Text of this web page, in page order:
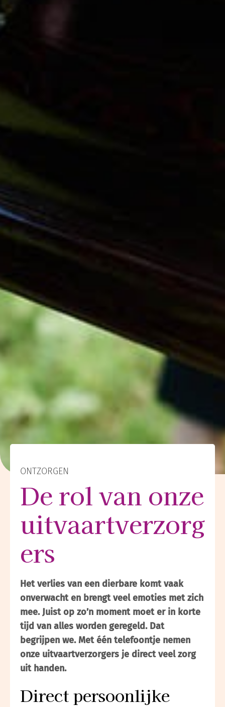
ONTZORGEN
De rol van onze
uitvaartverzorg
ers
Het verlies van een dierbare komt vaak
onverwacht en brengt veel emoties met zich
mee. Juist op zo’n moment moet er in korte
tijd van alles worden geregeld. Dat
begrijpen we. Met één telefoontje nemen
onze uitvaartverzorgers je direct veel zorg
uit handen.
Direct persoonlijke